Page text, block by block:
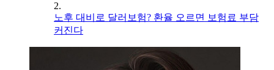
2.
노후 대비로 달러보험? 환율 오르면 보험료 부담
커진다